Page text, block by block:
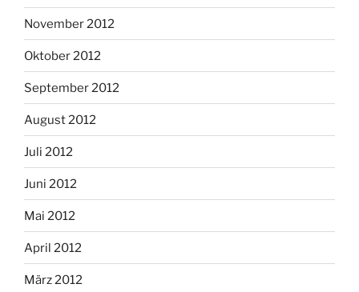
November 2012
Oktober 2012
September 2012
August 2012
Juli 2012
Juni 2012
Mai 2012
April 2012
März 2012